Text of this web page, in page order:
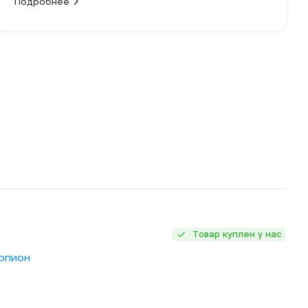
Товар куплен у нас